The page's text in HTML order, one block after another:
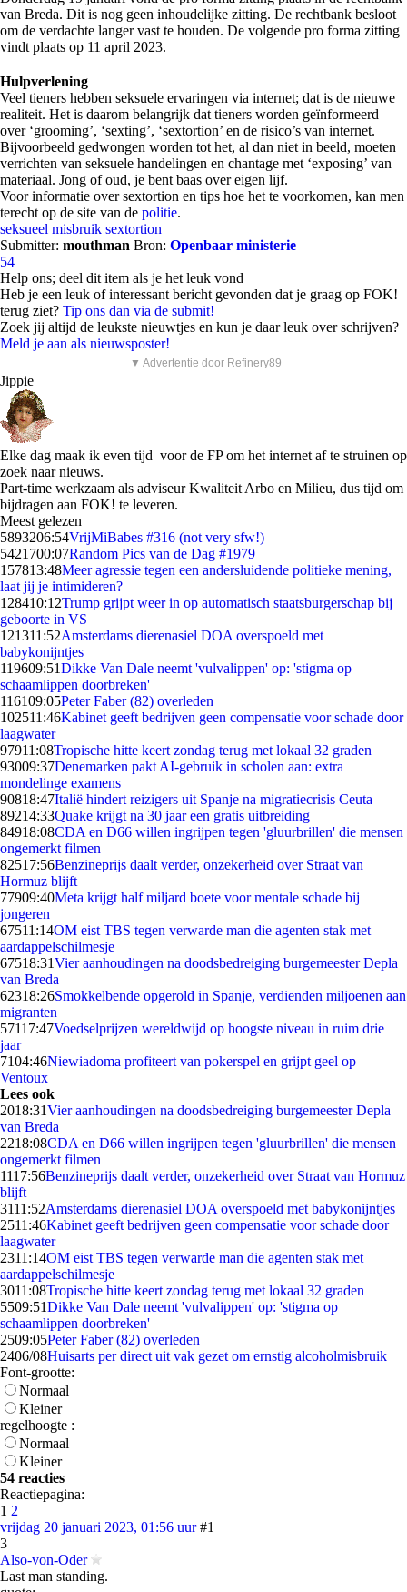
van Breda. Dit is nog geen inhoudelijke zitting. De rechtbank besloot
om de verdachte langer vast te houden. De volgende pro forma zitting
vindt plaats op 11 april 2023.
Hulpverlening
Veel tieners hebben seksuele ervaringen via internet; dat is de nieuwe
realiteit. Het is daarom belangrijk dat tieners worden geïnformeerd
over ‘grooming’, ‘sexting’, ‘sextortion’ en de risico’s van internet.
Bijvoorbeeld gedwongen worden tot het, al dan niet in beeld, moeten
verrichten van seksuele handelingen en chantage met ‘exposing’ van
materiaal. Jong of oud, je bent baas over eigen lijf.
Voor informatie over sextortion en tips hoe het te voorkomen, kan men
terecht op de site van de politie.
seksueel misbruik sextortion
Submitter: mouthman Bron: Openbaar ministerie
54
Help ons; deel dit item als je het leuk vond
Heb je een leuk of interessant bericht gevonden dat je graag op FOK!
terug ziet? Tip ons dan via de submit!
Zoek jij altijd de leukste nieuwtjes en kun je daar leuk over schrijven?
Meld je aan als nieuwsposter!
▼ Advertentie door Refinery89
Jippie
Elke dag maak ik even tijd voor de FP om het internet af te struinen op
zoek naar nieuws.
Part-time werkzaam als adviseur Kwaliteit Arbo en Milieu, dus tijd om
bijdragen aan FOK! te leveren.
Meest gelezen
5893206:54VrijMiBabes #316 (not very sfw!)
5421700:07Random Pics van de Dag #1979
157813:48Meer agressie tegen een andersluidende politieke mening,
laat jij je intimideren?
128410:12Trump grijpt weer in op automatisch staatsburgerschap bij
geboorte in VS
121311:52Amsterdams dierenasiel DOA overspoeld met
babykonijntjes
119609:51Dikke Van Dale neemt 'vulvalippen' op: 'stigma op
schaamlippen doorbreken'
116109:05Peter Faber (82) overleden
102511:46Kabinet geeft bedrijven geen compensatie voor schade door
laagwater
97911:08Tropische hitte keert zondag terug met lokaal 32 graden
93009:37Denemarken pakt AI-gebruik in scholen aan: extra
mondelinge examens
90818:47Italië hindert reizigers uit Spanje na migratiecrisis Ceuta
89214:33Quake krijgt na 30 jaar een gratis uitbreiding
84918:08CDA en D66 willen ingrijpen tegen 'gluurbrillen' die mensen
ongemerkt filmen
82517:56Benzineprijs daalt verder, onzekerheid over Straat van
Hormuz blijft
77909:40Meta krijgt half miljard boete voor mentale schade bij
jongeren
67511:14OM eist TBS tegen verwarde man die agenten stak met
aardappelschilmesje
67518:31Vier aanhoudingen na doodsbedreiging burgemeester Depla
van Breda
62318:26Smokkelbende opgerold in Spanje, verdienden miljoenen aan
migranten
57117:47Voedselprijzen wereldwijd op hoogste niveau in ruim drie
jaar
7104:46Niewiadoma profiteert van pokerspel en grijpt geel op
Ventoux
Lees ook
2018:31Vier aanhoudingen na doodsbedreiging burgemeester Depla
van Breda
2218:08CDA en D66 willen ingrijpen tegen 'gluurbrillen' die mensen
ongemerkt filmen
1117:56Benzineprijs daalt verder, onzekerheid over Straat van Hormuz
blijft
3111:52Amsterdams dierenasiel DOA overspoeld met babykonijntjes
2511:46Kabinet geeft bedrijven geen compensatie voor schade door
laagwater
2311:14OM eist TBS tegen verwarde man die agenten stak met
aardappelschilmesje
3011:08Tropische hitte keert zondag terug met lokaal 32 graden
5509:51Dikke Van Dale neemt 'vulvalippen' op: 'stigma op
schaamlippen doorbreken'
2509:05Peter Faber (82) overleden
2406/08Huisarts per direct uit vak gezet om ernstig alcoholmisbruik
Font-grootte:
Normaal
Kleiner
regelhoogte :
Normaal
Kleiner
54 reacties
Reactiepagina:
1 2
vrijdag 20 januari 2023, 01:56 uur #1
3
Also-von-Oder
Last man standing.